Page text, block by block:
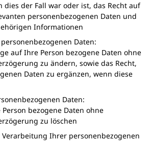
dies der Fall war oder ist, das Recht auf
personenbezogenen Daten und
Informationen
Daten:
auf Ihre Person bezogene Daten ohne
zu ändern, sowie das Recht,
Daten zu ergänzen, wenn diese
Daten:
bezogene Daten ohne
zu löschen
Ihrer personenbezogenen